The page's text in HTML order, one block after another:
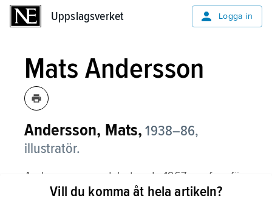
Uppslagsverket Logga in
Mats Andersson
Andersson, Mats, 1938–86,
illustratör.
Andersson, som debuterade 1967, var framför
allt en vardagslivets skildrare. Hans bilder är
Vill du komma åt hela artikeln?